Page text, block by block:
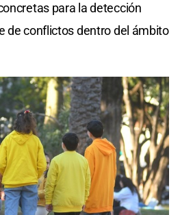
para la detección
de conflictos dentro del ámbito